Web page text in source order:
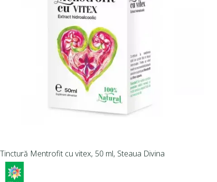
Tinctură Mentrofit cu vitex, 50 ml, Steaua Divina